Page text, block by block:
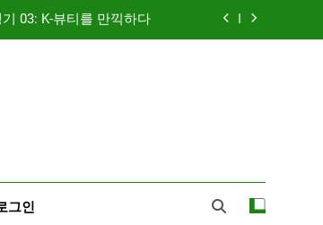
03: K-뷰티를 만끽하다
82쿡 덕분에 만난 사람들
이션과 남편 수술후 회복
그인